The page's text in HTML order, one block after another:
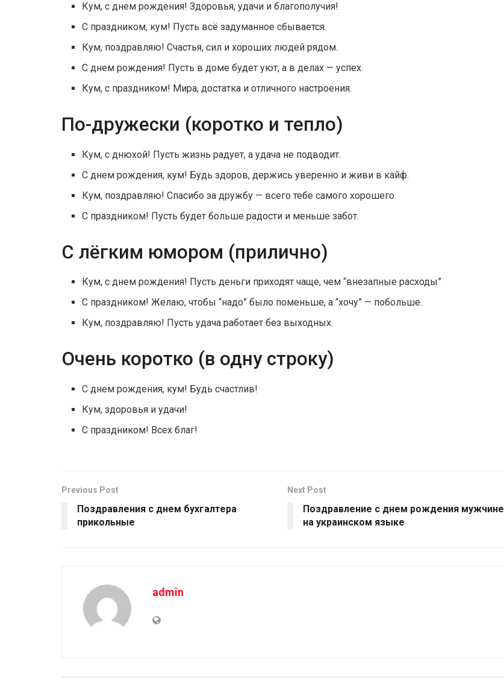
Кум, с днем рождения! Здоровья, удачи и благополучия!
С праздником, кум! Пусть всё задуманное сбывается.
Кум, поздравляю! Счастья, сил и хороших людей рядом.
С днем рождения! Пусть в доме будет уют, а в делах — успех.
Кум, с праздником! Мира, достатка и отличного настроения.
По-дружески (коротко и тепло)
Кум, с днюхой! Пусть жизнь радует, а удача не подводит.
С днем рождения, кум! Будь здоров, держись уверенно и живи в кайф.
Кум, поздравляю! Спасибо за дружбу — всего тебе самого хорошего.
С праздником! Пусть будет больше радости и меньше забот.
С лёгким юмором (прилично)
Кум, с днем рождения! Пусть деньги приходят чаще, чем “внезапные расходы”
С праздником! Желаю, чтобы “надо” было поменьше, а “хочу” — побольше.
Кум, поздравляю! Пусть удача работает без выходных.
Очень коротко (в одну строку)
С днем рождения, кум! Будь счастлив!
Кум, здоровья и удачи!
С праздником! Всех благ!
Previous Post
Поздравления с днем бухгалтера
прикольные
Next Post
Поздравление с днем рождения мужчине
на украинском языке
admin